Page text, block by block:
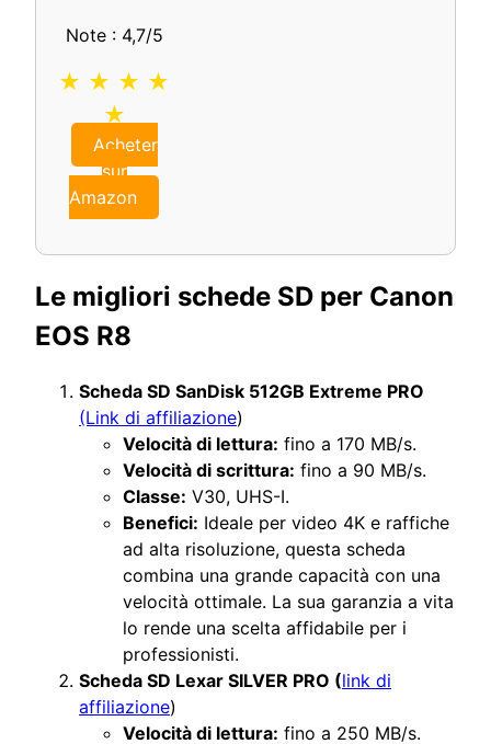
Note : 4,7/5
★ ★ ★ ★
★
Acheter
sur
Amazon
Le migliori schede SD per Canon
EOS R8
Scheda SD SanDisk 512GB Extreme PRO
(Link di affiliazione)
Velocità di lettura: fino a 170 MB/s.
Velocità di scrittura: fino a 90 MB/s.
Classe: V30, UHS-I.
Benefici: Ideale per video 4K e raffiche
ad alta risoluzione, questa scheda
combina una grande capacità con una
velocità ottimale. La sua garanzia a vita
lo rende una scelta affidabile per i
professionisti.
Scheda SD Lexar SILVER PRO (link di
affiliazione)
Velocità di lettura: fino a 250 MB/s.